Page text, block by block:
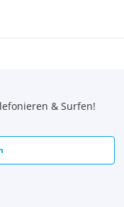
& Surfen!